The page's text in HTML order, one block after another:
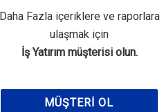
Daha Fazla içeriklere ve raporlara
ulaşmak için
İş Yatırım müşterisi olun.
MÜŞTERI OL